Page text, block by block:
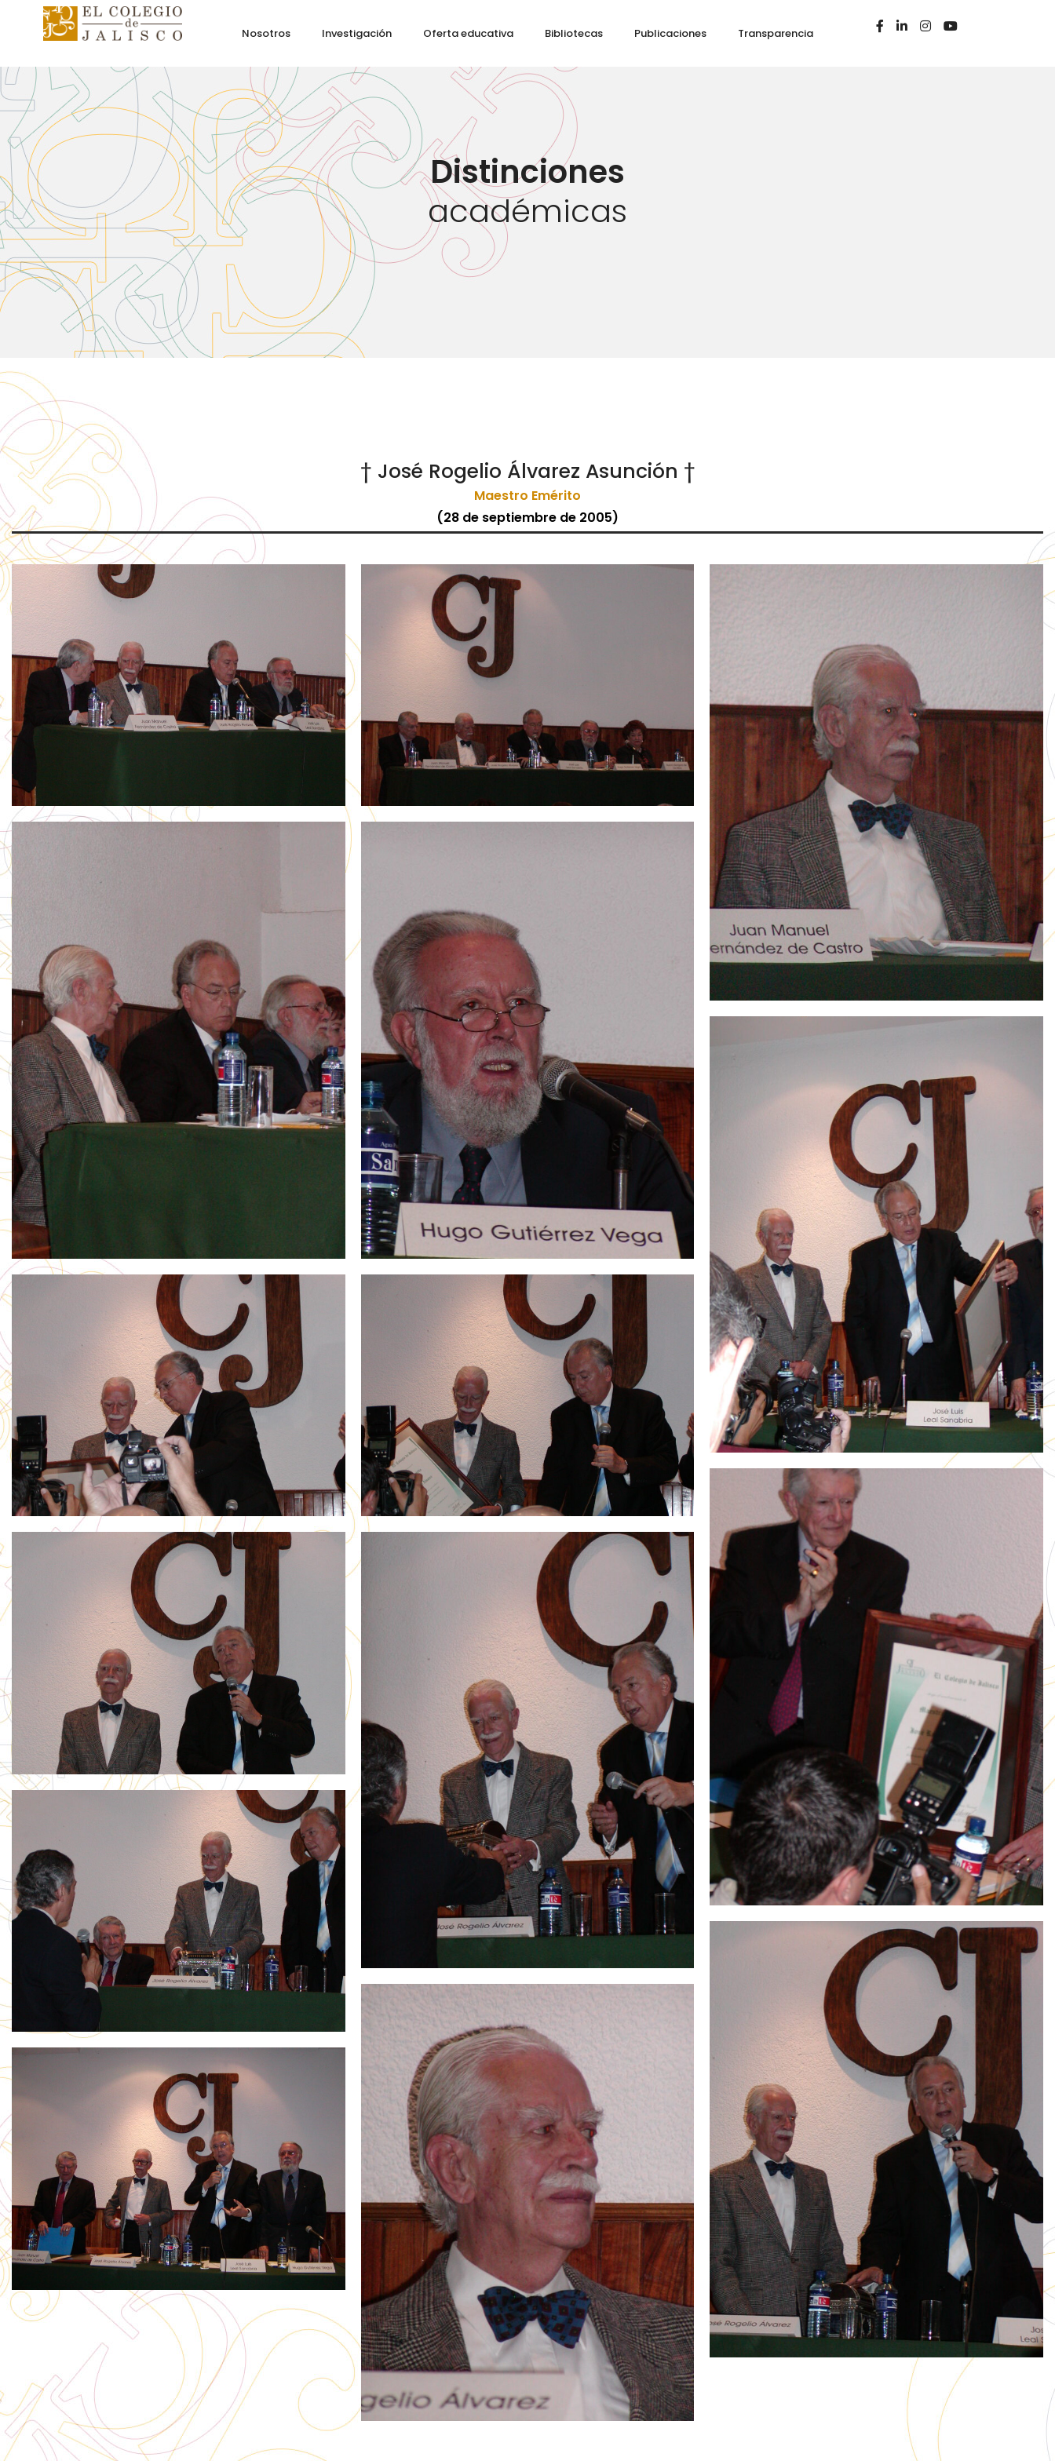
Nosotros Investigación Oferta educativa Bibliotecas Publicaciones Transparencia
Distinciones
académicas
† José Rogelio Álvarez Asunción †
Maestro Emérito
(28 de septiembre de 2005)